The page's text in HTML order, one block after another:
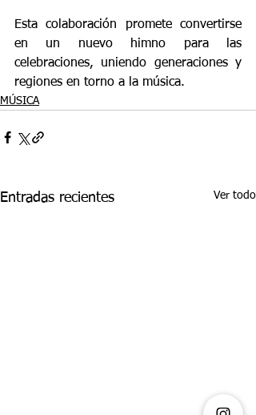
Esta colaboración promete convertirse
en un nuevo himno para las
celebraciones, uniendo generaciones y
regiones en torno a la música.
MÚSICA
Entradas recientes Ver todo